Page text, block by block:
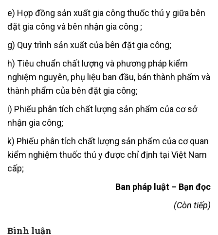
e) Hợp đồng sản xuất gia công thuốc thú y giữa bên
đặt gia công và bên nhận gia công ;
g) Quy trình sản xuất của bên đặt gia công;
h) Tiêu chuẩn chất lượng và phương pháp kiểm
nghiệm nguyên, phụ liệu ban đầu, bán thành phẩm và
thành phẩm của bên đặt gia công;
i) Phiếu phân tích chất lượng sản phẩm của cơ sở
nhận gia công;
k) Phiếu phân tích chất lượng sản phẩm của cơ quan
kiểm nghiệm thuốc thú y được chỉ định tại Việt Nam
cấp;
Ban pháp luật – Bạn đọc
(Còn tiếp)
Bình luận